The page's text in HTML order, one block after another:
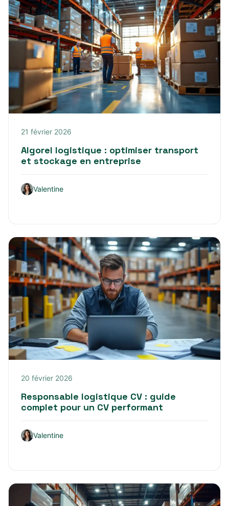
21 février 2026
Algorel logistique : optimiser transport
et stockage en entreprise
Valentine
20 février 2026
Responsable logistique CV : guide
complet pour un CV performant
Valentine